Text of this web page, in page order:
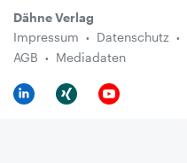
Dähne Verlag
Impressum
Datenschutz
AGB
Mediadaten